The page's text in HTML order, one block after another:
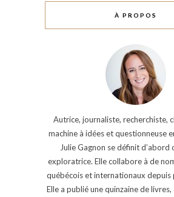
À PROPOS
Autrice, journaliste, recherchiste,
machine à idées et questionneuse
Julie Gagnon se définit d’abord
exploratrice. Elle collabore à de
québécois et internationaux depuis
Elle a publié une quinzaine de